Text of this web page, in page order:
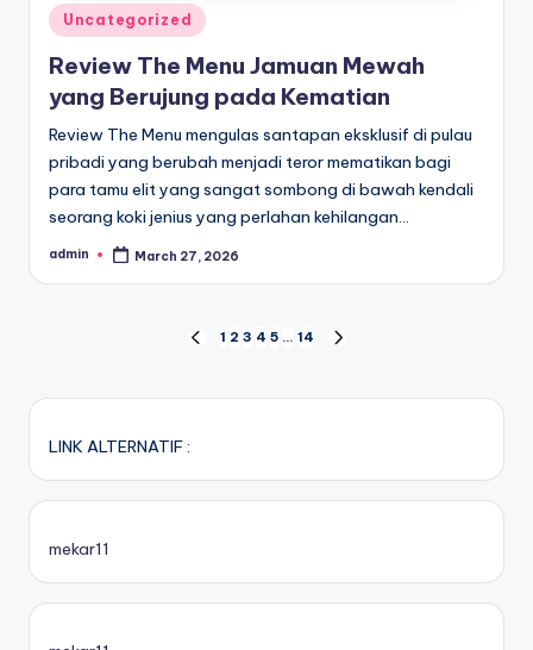
Posted
Uncategorized
Review The Menu Jamuan Mewah
yang Berujung pada Kematian
Review The Menu mengulas santapan eksklusif di pulau
pribadi yang berubah menjadi teror mematikan bagi
para tamu elit yang sangat sombong di bawah kendali
seorang koki jenius yang perlahan kehilangan…
Posted
admin March 27, 2026
pagination
PREVIOUS
1 2 3 4 5 … 14
LINK ALTERNATIF :
mekar11